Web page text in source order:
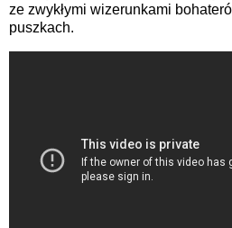
ze zwykłymi wizerunkami
puszkach.